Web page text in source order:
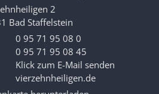
2
Bad Staffelstein
0 95 71 95 08 0
0 95 71 95 08 45
Klick zum E-Mail senden
vierzehnheiligen.de